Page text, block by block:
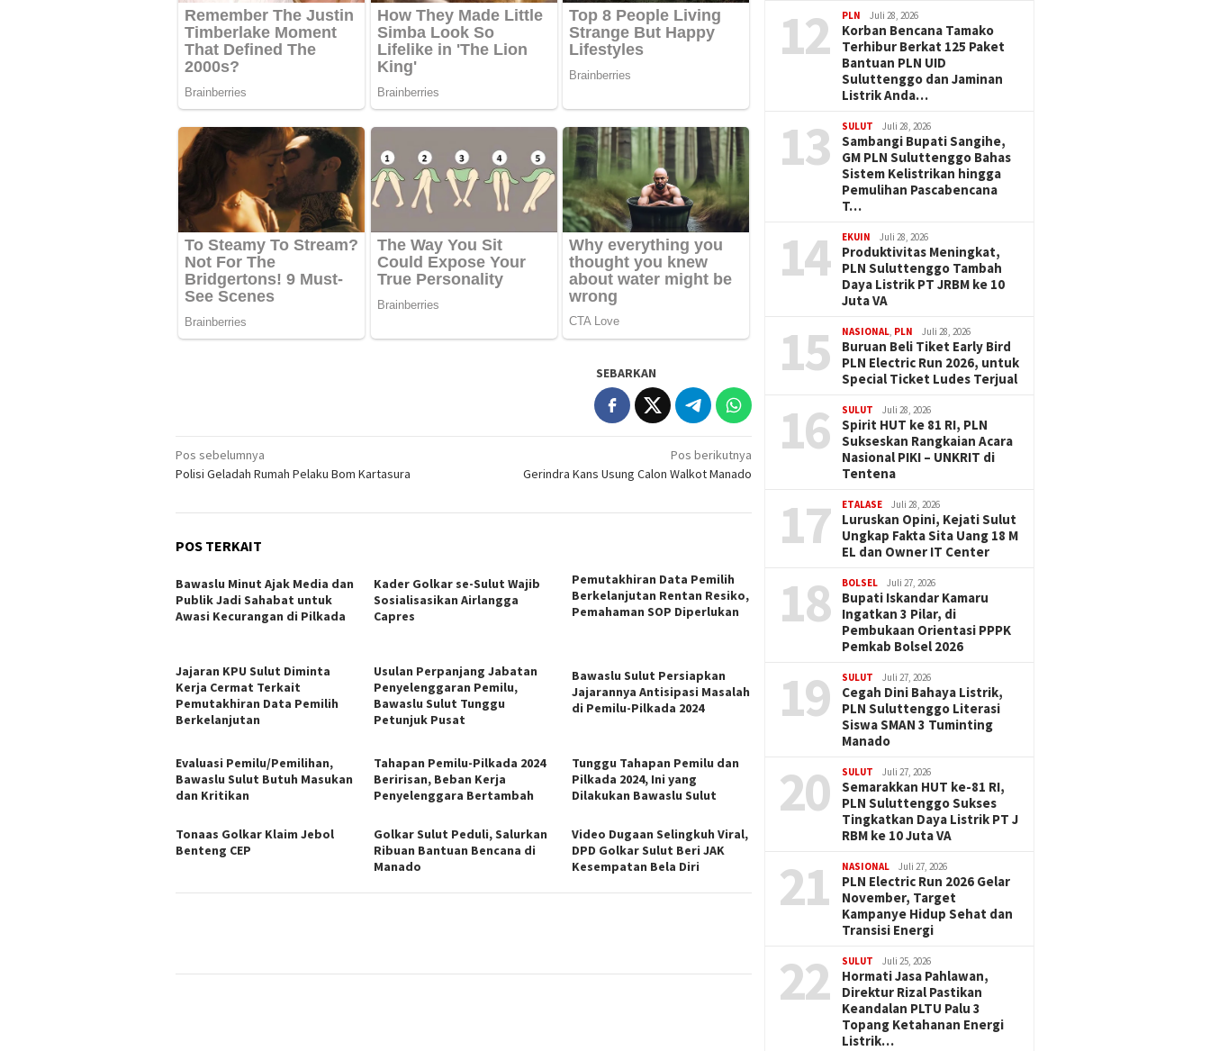
SEBARKAN
Navigasi
pos
Pos sebelumnya
Polisi Geladah Rumah Pelaku Bom Kartasura
Pos berikutnya
Gerindra Kans Usung Calon Walkot Manado
POS TERKAIT
Bawaslu Minut Ajak Media dan
Publik Jadi Sahabat untuk
Awasi Kecurangan di Pilkada
Kader Golkar se-Sulut Wajib
Sosialisasikan Airlangga
Capres
Pemutakhiran Data Pemilih
Berkelanjutan Rentan Resiko,
Pemahaman SOP Diperlukan
Jajaran KPU Sulut Diminta
Kerja Cermat Terkait
Pemutakhiran Data Pemilih
Berkelanjutan
Usulan Perpanjang Jabatan
Penyelenggaran Pemilu,
Bawaslu Sulut Tunggu
Petunjuk Pusat
Bawaslu Sulut Persiapkan
Jajarannya Antisipasi Masalah
di Pemilu-Pilkada 2024
Evaluasi Pemilu/Pemilihan,
Bawaslu Sulut Butuh Masukan
dan Kritikan
Tahapan Pemilu-Pilkada 2024
Beririsan, Beban Kerja
Penyelenggara Bertambah
Tunggu Tahapan Pemilu dan
Pilkada 2024, Ini yang
Dilakukan Bawaslu Sulut
Tonaas Golkar Klaim Jebol
Benteng CEP
Golkar Sulut Peduli, Salurkan
Ribuan Bantuan Bencana di
Manado
Video Dugaan Selingkuh Viral,
DPD Golkar Sulut Beri JAK
Kesempatan Bela Diri
12 PLN Juli 28, 2026
Korban Bencana Tamako
Terhibur Berkat 125 Paket
Bantuan PLN UID
Suluttenggo dan Jaminan
Listrik Anda…
13 SULUT Juli 28, 2026
Sambangi Bupati Sangihe,
GM PLN Suluttenggo Bahas
Sistem Kelistrikan hingga
Pemulihan Pascabencana
T…
14 EKUIN Juli 28, 2026
Produktivitas Meningkat,
PLN Suluttenggo Tambah
Daya Listrik PT JRBM ke 10
Juta VA
15 NASIONAL, PLN Juli 28, 2026
Buruan Beli Tiket Early Bird
PLN Electric Run 2026, untuk
Special Ticket Ludes Terjual
16 SULUT Juli 28, 2026
Spirit HUT ke 81 RI, PLN
Sukseskan Rangkaian Acara
Nasional PIKI – UNKRIT di
Tentena
17 ETALASE Juli 28, 2026
Luruskan Opini, Kejati Sulut
Ungkap Fakta Sita Uang 18 M
EL dan Owner IT Center
18 BOLSEL Juli 27, 2026
Bupati Iskandar Kamaru
Ingatkan 3 Pilar, di
Pembukaan Orientasi PPPK
Pemkab Bolsel 2026
19 SULUT Juli 27, 2026
Cegah Dini Bahaya Listrik,
PLN Suluttenggo Literasi
Siswa SMAN 3 Tuminting
Manado
20 SULUT Juli 27, 2026
Semarakkan HUT ke-81 RI,
PLN Suluttenggo Sukses
Tingkatkan Daya Listrik PT J
RBM ke 10 Juta VA
21 NASIONAL Juli 27, 2026
PLN Electric Run 2026 Gelar
November, Target
Kampanye Hidup Sehat dan
Transisi Energi
22 SULUT Juli 25, 2026
Hormati Jasa Pahlawan,
Direktur Rizal Pastikan
Keandalan PLTU Palu 3
Topang Ketahanan Energi
Listrik…